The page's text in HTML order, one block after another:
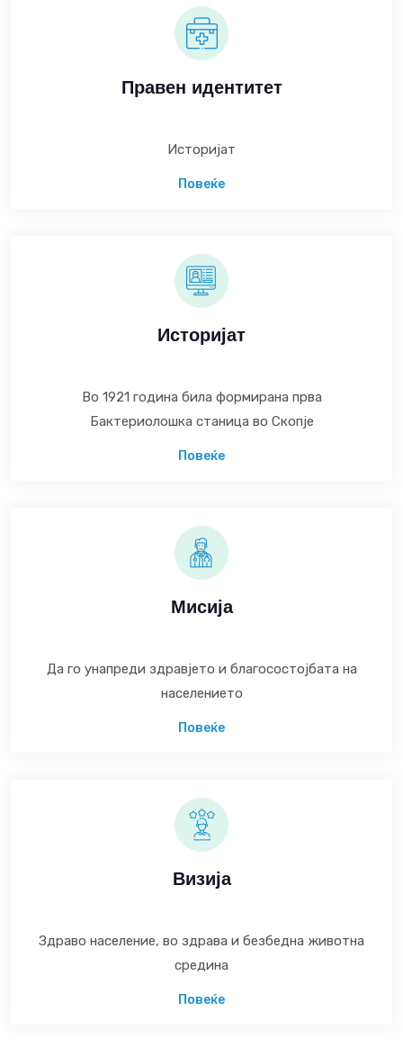
Правен идентитет
Историјат
Повеќе
Историјат
Во 1921 година била формирана прва
Бактериолошка станица во Скопје
Повеќе
Мисија
Да го унапреди здравјето и благосостојбата на
населението
Повеќе
Визија
Здраво население, во здрава и безбедна животна
средина
Повеќе